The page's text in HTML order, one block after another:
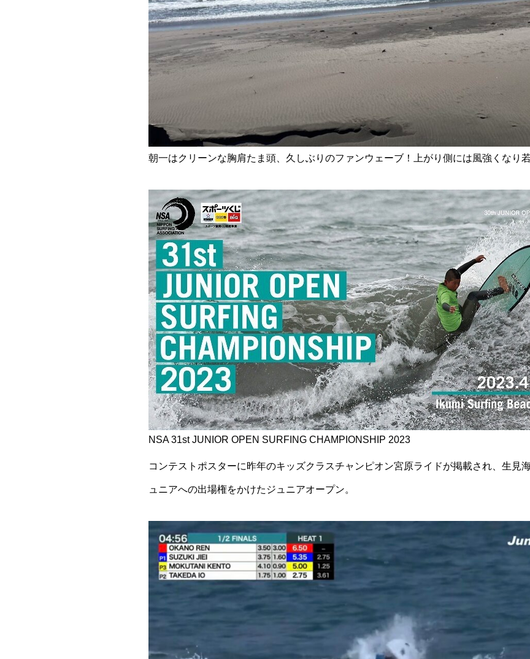
朝一はクリーンな胸肩たま頭、久しぶりのファンウェーブ！上がり側には風強くなり若
NSA 31st JUNIOR OPEN SURFING CHAMPIONSHIP 2023
コンテストポスターに昨年のキッズクラスチャンピオン宮原ライドが掲載され、生見
ュニアへの出場権をかけたジュニアオープン。